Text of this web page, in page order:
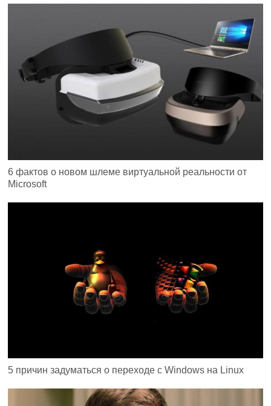
6 фактов о новом шлеме виртуальной реальности от
Microsoft
5 причин задуматься о переходе с Windows на Linux